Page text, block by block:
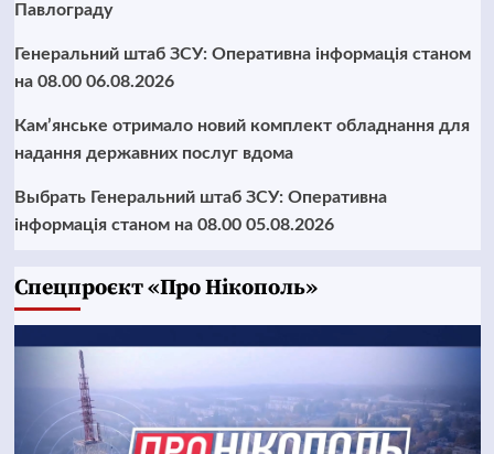
Павлограду
Генеральний штаб ЗСУ: Оперативна інформація станом
на 08.00 06.08.2026
Кам’янське отримало новий комплект обладнання для
надання державних послуг вдома
Выбрать Генеральний штаб ЗСУ: Оперативна
інформація станом на 08.00 05.08.2026
Cпецпроєкт «Про Нікополь»